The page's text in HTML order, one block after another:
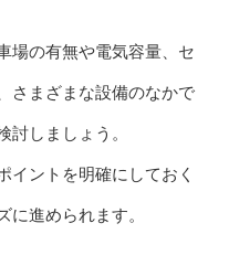
場の有無や電気容量、セ
さまざまな設備のなかで
討しましょう。
イントを明確にしておく
に進められます。